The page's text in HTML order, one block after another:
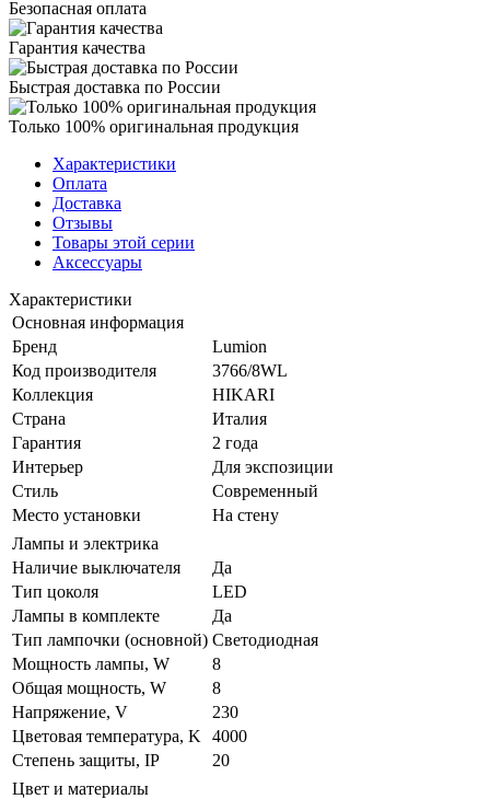
Безопасная оплата
Гарантия качества
Быстрая доставка по России
Только 100% оригинальная продукция
Характеристики
Оплата
Доставка
Отзывы
Товары этой серии
Аксессуары
Характеристики
Основная информация
Бренд
Lumion
Код производителя
3766/8WL
Коллекция
HIKARI
Страна
Италия
Гарантия
2 года
Интерьер
Для экспозиции
Стиль
Современный
Место установки
На стену
Лампы и электрика
Наличие выключателя
Да
Тип цоколя
LED
Лампы в комплекте
Да
Тип лампочки (основной) Светодиодная
Мощность лампы, W
8
Общая мощность, W
8
Напряжение, V
230
Цветовая температура, K
4000
Степень защиты, IP
20
Цвет и материалы